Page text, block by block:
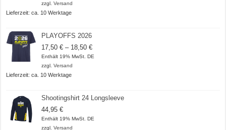
zzgl.Versand
Lieferzeit: ca. 10 Werktage
PLAYOFFS 2026
17,50€ – 18,50€Preisspanne:
17,50 €
Enthält 19% MwSt. DE
zzgl.Versand
Lieferzeit: ca. 10 Werktage
Shootingshirt 24 Longsleeve
44,95€
Enthält 19% MwSt. DE
zzgl.Versand